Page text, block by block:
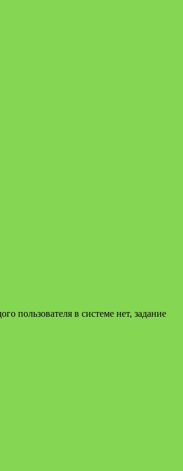
пользователя в системе нет, задание